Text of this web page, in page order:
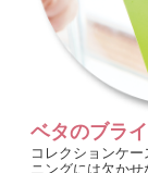
ベタのブラ
コレクションケ
ニングには欠かせ